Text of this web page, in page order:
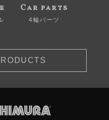
Car parts
4輪パーツ